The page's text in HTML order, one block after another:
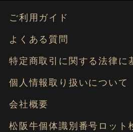
ご利用ガイド
よくある質問
特定商取引に関する法律に
個人情報取り扱いについて
会社概要
松阪牛個体識別番号ロット